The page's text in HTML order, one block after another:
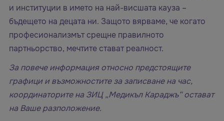
и институции в името на най-висшата кауза –
бъдещето на децата ни. Защото вярваме, че когато
професионализмът срещне правилното
партньорство, мечтите стават реалност.
За повече информация относно предстоящите
графици и възможностите за записване на час,
координаторите на ЗИЦ „Медикъл Караджъ“ остават
на Ваше разположение.